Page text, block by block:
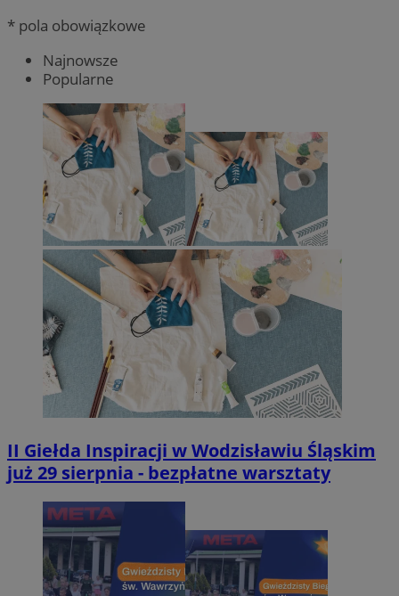
* pola obowiązkowe
Najnowsze
Popularne
II Giełda Inspiracji w Wodzisławiu Śląskim
już 29 sierpnia - bezpłatne warsztaty